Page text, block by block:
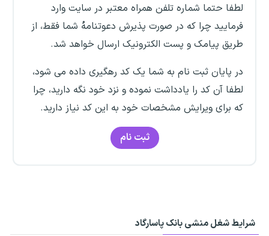
لطفا حتما شماره تلفن همراه معتبر در سایت وارد
فرمایید چرا که در صورت پذیرش دعوتنامهُ شما فقط، از
طریق پیامک و پست الکترونیک ارسال خواهد شد.
در پایان ثبت نام به شما یک کد رهگیری داده می شود،
لطفا آن کد را یادداشت نموده و نزد خود نگه دارید، چرا
که برای ویرایش مشخصات خود به این کد نیاز دارید.
ثبت نام
شرایط شغل منشی بانک پاسارگاد